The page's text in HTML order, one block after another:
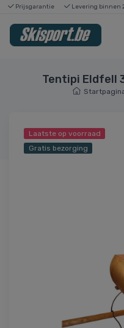
Prijsgarantie Levering binnen
Tentipi Eldfell
Laatste op voorraad
Gratis bezorging